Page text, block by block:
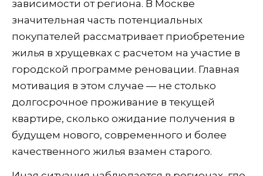
зависимости от региона. В Москве
значительная часть потенциальных
покупателей рассматривает приобретение
жилья в хрущевках с расчетом на участие в
городской программе реновации. Главная
мотивация в этом случае — не столько
долгосрочное проживание в текущей
квартире, сколько ожидание получения в
будущем нового, современного и более
качественного жилья взамен старого.